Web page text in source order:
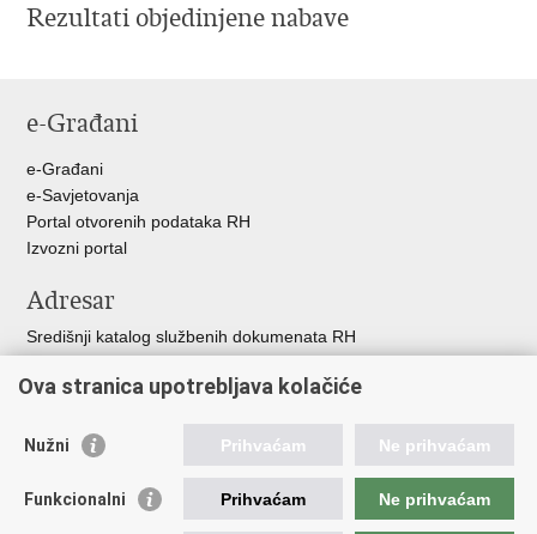
Rezultati objedinjene nabave
e-Građani
e-Građani
e-Savjetovanja
Portal otvorenih podataka RH
Izvozni portal
Adresar
Središnji katalog službenih dokumenata RH
Adresar političkih stranaka u RH
Korisne poveznice
Portal javne nabave
Ova stranica upotrebljava kolačiće
Nužni Prihvaćam Ne prihvaćam
Funkcionalni Prihvaćam Ne prihvaćam